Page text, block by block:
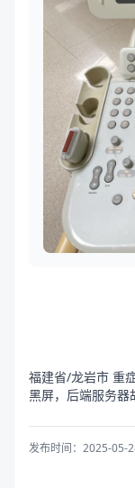
福建省/龙岩市 重
黑屏，后端服务器
发布时间：2025-05-